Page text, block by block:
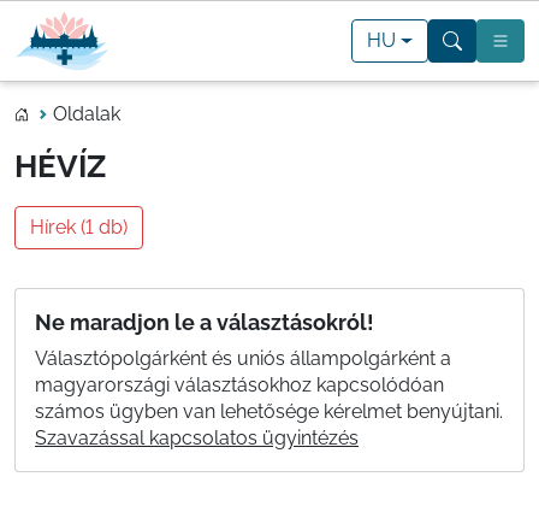
HU
Oldalak
HÉVÍZ
Hírek (1 db)
Ne maradjon le a választásokról!
Választópolgárként és uniós állampolgárként a
magyarországi választásokhoz kapcsolódóan
számos ügyben van lehetősége kérelmet benyújtani.
Szavazással kapcsolatos ügyintézés